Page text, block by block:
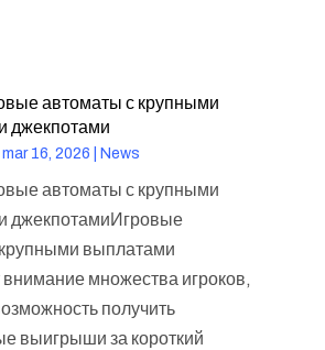
автоматы с крупными
джекпотами
mar 16, 2026 News
автоматы с крупными
джекпотамиИгровые
выплатами
множества игроков,
получить
выигрыши за короткий